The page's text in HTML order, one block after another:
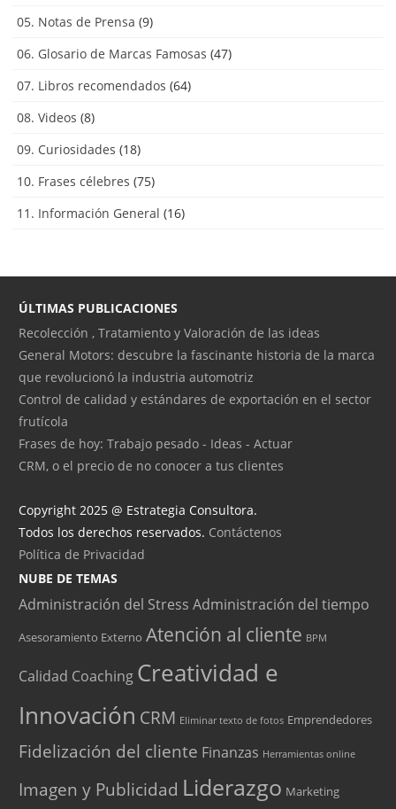
05. Notas de Prensa (9)
06. Glosario de Marcas Famosas (47)
07. Libros recomendados (64)
08. Videos (8)
09. Curiosidades (18)
10. Frases célebres (75)
11. Información General (16)
ÚLTIMAS PUBLICACIONES
Recolección , Tratamiento y Valoración de las ideas
General Motors: descubre la fascinante historia de la marca
que revolucionó la industria automotriz
Control de calidad y estándares de exportación en el sector
frutícola
Frases de hoy: Trabajo pesado - Ideas - Actuar
CRM, o el precio de no conocer a tus clientes
Copyright 2025 @ Estrategia Consultora.
Todos los derechos reservados. Contáctenos
Política de Privacidad
NUBE DE TEMAS
Administración del Stress Administración del tiempo
Asesoramiento Externo Atención al cliente BPM
Calidad Coaching Creatividad e
Innovación CRM Eliminar texto de fotos Emprendedores
Fidelización del cliente Finanzas Herramientas online
Imagen y Publicidad Liderazgo Marketing